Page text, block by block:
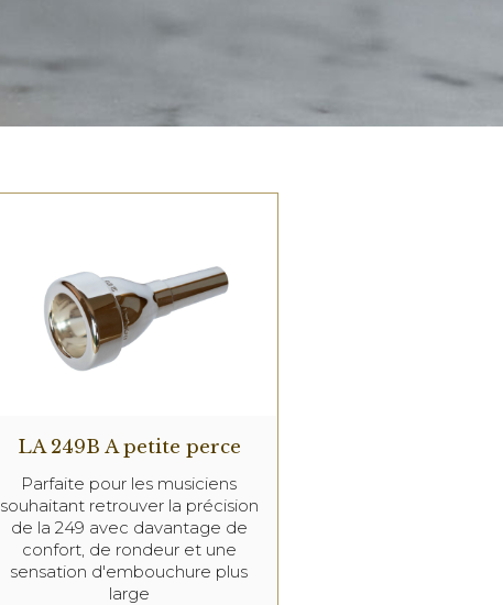
LA 249B A petite perce
Parfaite pour les musiciens
souhaitant retrouver la précision
de la 249 avec davantage de
confort, de rondeur et une
sensation d'embouchure plus
large